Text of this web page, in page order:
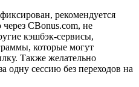
рекомендуется
CBonus.com, не
кэшбэк-сервисы,
которые могут
Также желательно
одну сессию без переходов на